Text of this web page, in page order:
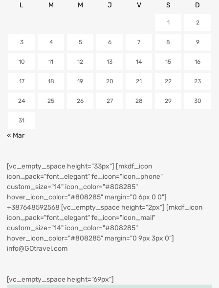
L
M M J V S D
1 2
3 4 5 6 7 8 9
10 11 12 13 14 15 16
17 18 19 20 21 22 23
24 25 26 27 28 29 30
31
« Mar
[vc_empty_space height="33px"] [mkdf_icon
icon_pack="font_elegant" fe_icon="icon_phone"
custom_size="14" icon_color="#808285"
hover_icon_color="#808285" margin="0 6px 0 0"]
+387648592568 [vc_empty_space height="2px"] [mkdf_icon
icon_pack="font_elegant" fe_icon="icon_mail"
custom_size="14" icon_color="#808285"
hover_icon_color="#808285" margin="0 9px 3px 0"]
info@GOtravel.com
[vc_empty_space height="69px"]